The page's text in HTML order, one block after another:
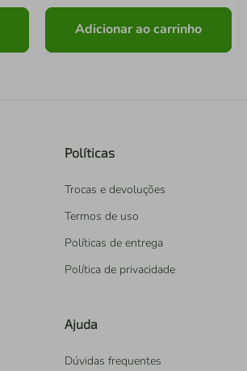
Adicionar ao carrinho
Políticas
Trocas e devoluções
Termos de uso
Políticas de entrega
Política de privacidade
Ajuda
Dúvidas frequentes